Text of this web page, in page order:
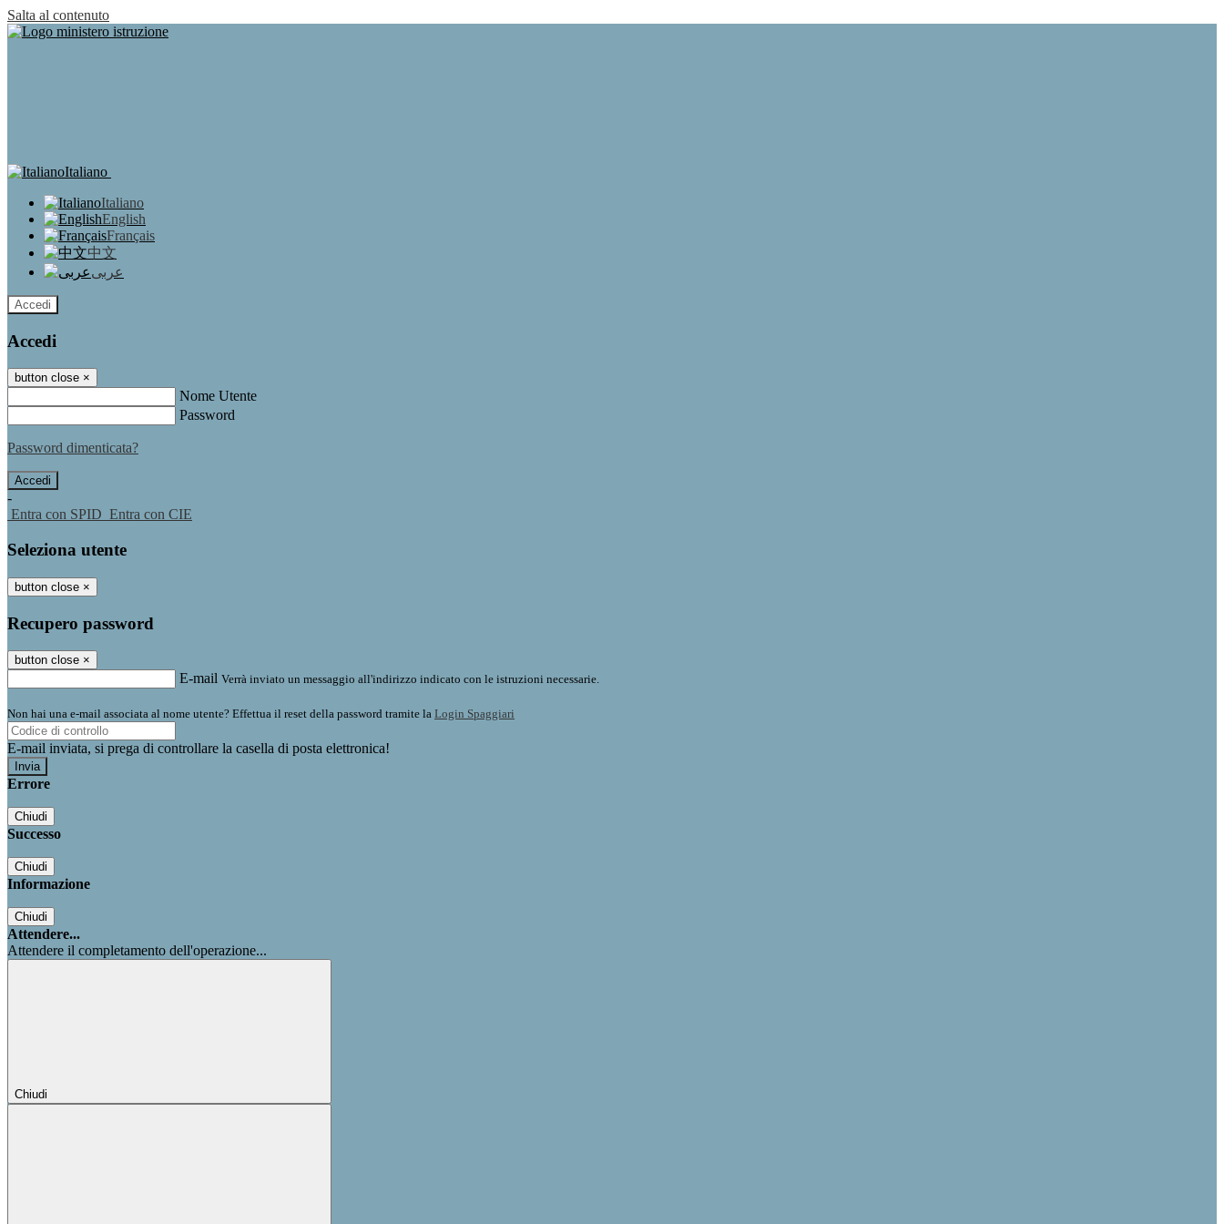
Salta al contenuto
Italiano
Italiano
English
Français
中文
عربى
Accedi
Accedi
button close ×
Nome Utente
Password
Password dimenticata?
-
Entra con SPID Entra con CIE
Seleziona utente
button close ×
Recupero password
button close ×
E-mail Verrà inviato un messaggio all'indirizzo indicato con le istruzioni necessarie.
Non hai una e-mail associata al nome utente? Effettua il reset della password tramite la Login Spaggiari
E-mail inviata, si prega di controllare la casella di posta elettronica!
Errore
Chiudi
Successo
Chiudi
Informazione
Chiudi
Attendere...
Attendere il completamento dell'operazione...
Chiudi